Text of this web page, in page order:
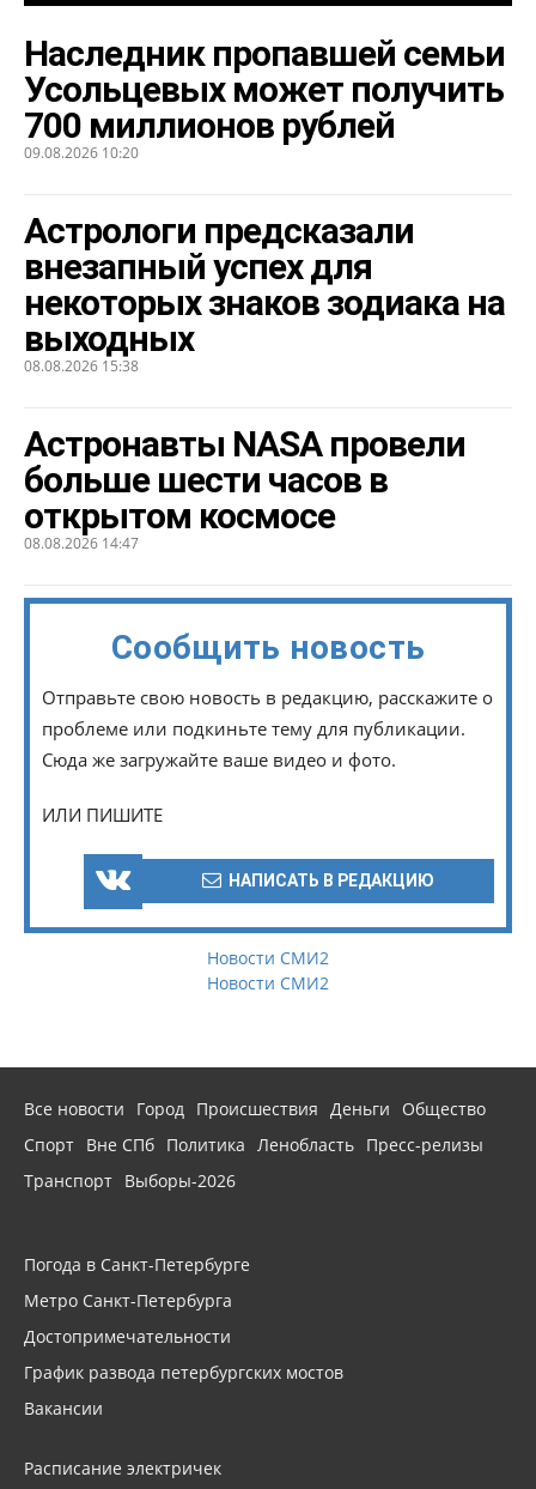
Наследник пропавшей семьи
Усольцевых может получить
700 миллионов рублей
09.08.2026 10:20
Астрологи предсказали
внезапный успех для
некоторых знаков зодиака на
выходных
08.08.2026 15:38
Астронавты NASA провели
больше шести часов в
открытом космосе
08.08.2026 14:47
Сообщить новость
Отправьте свою новость в редакцию, расскажите о
проблеме или подкиньте тему для публикации.
Сюда же загружайте ваше видео и фото.
ИЛИ ПИШИТЕ
НАПИСАТЬ В РЕДАКЦИЮ
Новости СМИ2
Новости СМИ2
Все новости Город Происшествия Деньги
Общество
Спорт Вне СПб Политика Ленобласть Пресс-релизы
Транспорт Выборы-2026
Погода в Санкт-Петербурге
Метро Санкт-Петербурга
Достопримечательности
График развода петербургских мостов
Вакансии
Расписание электричек